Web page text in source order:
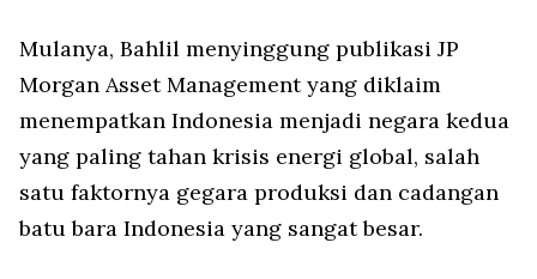
Mulanya, Bahlil menyinggung publikasi JP
Morgan Asset Management yang diklaim
menempatkan Indonesia menjadi negara kedua
yang paling tahan krisis energi global, salah
satu faktornya gegara produksi dan cadangan
batu bara Indonesia yang sangat besar.